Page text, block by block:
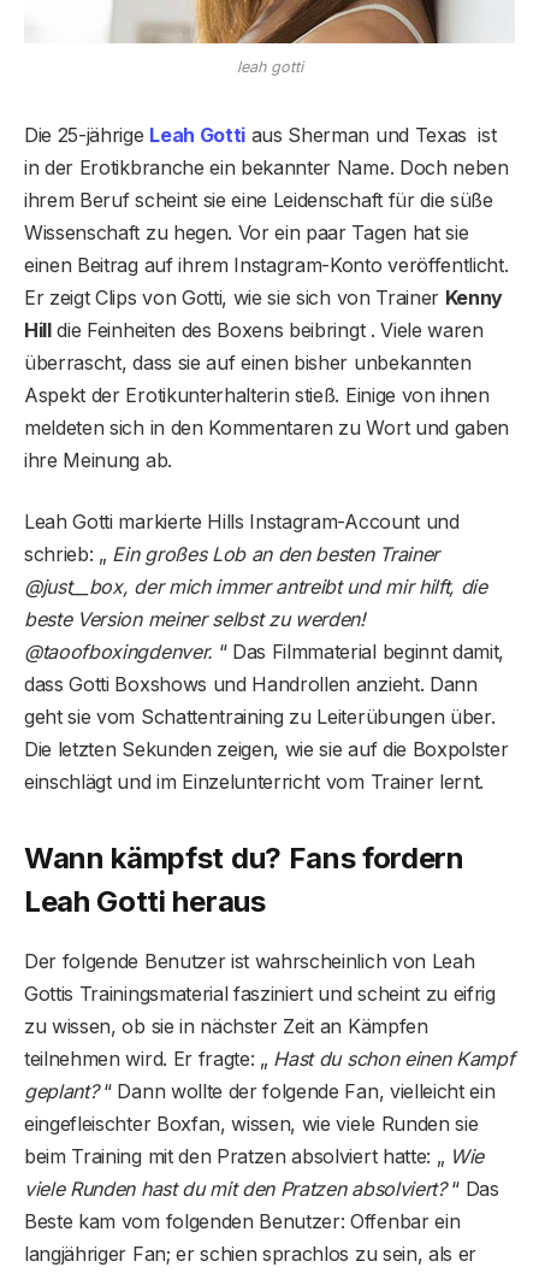
leah gotti
Die 25-jährige Leah Gotti aus Sherman und Texas ist
in der Erotikbranche ein bekannter Name. Doch neben
ihrem Beruf scheint sie eine Leidenschaft für die süße
Wissenschaft zu hegen. Vor ein paar Tagen hat sie
einen Beitrag auf ihrem Instagram-Konto veröffentlicht.
Er zeigt Clips von Gotti, wie sie sich von Trainer Kenny
Hilldie Feinheiten des Boxens beibringt . Viele waren
überrascht, dass sie auf einen bisher unbekannten
Aspekt der Erotikunterhalterin stieß. Einige von ihnen
meldeten sich in den Kommentaren zu Wort und gaben
ihre Meinung ab.
Leah Gotti markierte Hills Instagram-Account und
schrieb: „ Ein großes Lob an den besten Trainer
@just__box, der mich immer antreibt und mir hilft, die
beste Version meiner selbst zu werden!
@taoofboxingdenver. “ Das Filmmaterial beginnt damit,
dass Gotti Boxshows und Handrollen anzieht. Dann
geht sie vom Schattentraining zu Leiterübungen über.
Die letzten Sekunden zeigen, wie sie auf die Boxpolster
einschlägt und im Einzelunterricht vom Trainer lernt.
Wann kämpfst du? Fans fordern
Leah Gotti heraus
Der folgende Benutzer ist wahrscheinlich von Leah
Gottis Trainingsmaterial fasziniert und scheint zu eifrig
zu wissen, ob sie in nächster Zeit an Kämpfen
teilnehmen wird. Er fragte: „ Hast du schon einen Kampf
geplant?“ Dann wollte der folgende Fan, vielleicht ein
eingefleischter Boxfan, wissen, wie viele Runden sie
beim Training mit den Pratzen absolviert hatte: „ Wie
viele Runden hast du mit den Pratzen absolviert?“ Das
Beste kam vom folgenden Benutzer: Offenbar ein
langjähriger Fan; er schien sprachlos zu sein, als er